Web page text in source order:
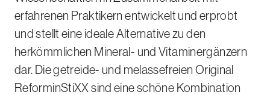
erfahrenen Praktikern entwickelt und erprobt
und stellt eine ideale Alternative zu den
herkömmlichen Mineral- und Vitaminergänzern
dar. Die getreide- und melassefreien Original
ReforminStiXX sind eine schöne Kombination